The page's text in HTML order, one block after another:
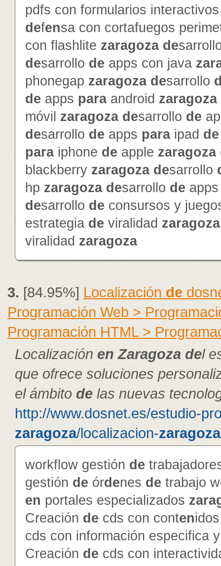
pdfs con formularios
defensa con cortafuegos
con flashlite zaragoza de
desarrollo de apps con java
phonegap zaragoza desarrollo
de apps paraandroid zaragoza
móvil zaragoza desarrollo de
desarrollo de apps paraipad de
paraiphone de apple zaragoza
blackberry zaragoza desarrollo
hp zaragoza desarrollo de
desarrollo de consursos y
estrategia de viralidad zaragoza
viralidad zaragoza
3.[84.95%] Localizaciónde
Programación Web >
Programación HTML >
Localizaciónen Zaragoza del
que ofrece soluciones
el ámbitodelas nuevas
http://www.dosnet.es/estudio-
zaragoza/localizacion-zaragoza
workflow gestión de
gestión de órdenes de trabajo
en portales especializados
Creación de cds con conten
cds con información especifica
Creación de cds con